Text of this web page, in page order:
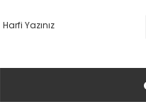
Harfi Yazınız